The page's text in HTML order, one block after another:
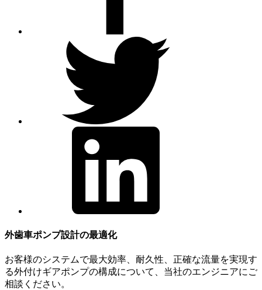
外歯車ポンプ設計の最適化
お客様のシステムで最大効率、耐久性、正確な流量を実現す
る外付けギアポンプの構成について、当社のエンジニアにご
相談ください。